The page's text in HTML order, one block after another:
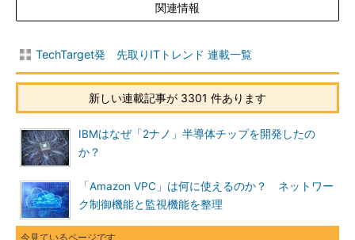
関連情報
TechTarget発 先取りITトレンド 連載一覧
新しい連載記事が 3301 件あります
IBMはなぜ「2ナノ」半導体チップを開発したの
か？
「Amazon VPC」は何に使えるのか？ ネットワー
ク制御機能と監視機能を整理